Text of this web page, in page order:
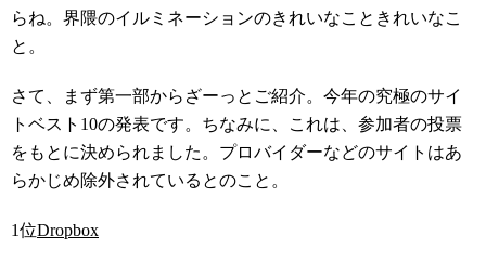
らね。界隈のイルミネーションのきれいなこときれいなこ
と。
さて、まず第一部からざーっとご紹介。今年の究極のサイ
トベスト10の発表です。ちなみに、これは、参加者の投票
をもとに決められました。プロバイダーなどのサイトはあ
らかじめ除外されているとのこと。
1位Dropbox